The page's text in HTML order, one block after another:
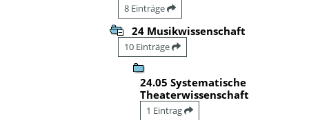
8 Einträge
24 Musikwissenschaft
10 Einträge
24.05 Systematische
Theaterwissenschaft
1 Eintrag